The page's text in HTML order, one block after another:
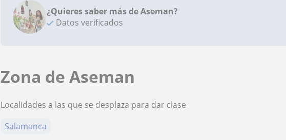
¿Quieres saber más de Aseman?
Datos verificados
Zona de Aseman
Localidades a las que se desplaza para dar clase
Salamanca